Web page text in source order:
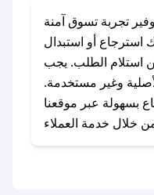
### كيف تحصل على كوبونات خصم حصرية من
عبايات بينك ات؟
حصرية، قم بما
يلي:
- اضغط على أيقونة متابعة لمتجر عبايات بينك ات في
تطبيق صحصح.
تجربة تسوق آمنة
استرجاع أو استبدال
خلال 7 أيام من استلام الطلب. يجب
وغير مستخدمة.
بسهولة عبر موقعنا